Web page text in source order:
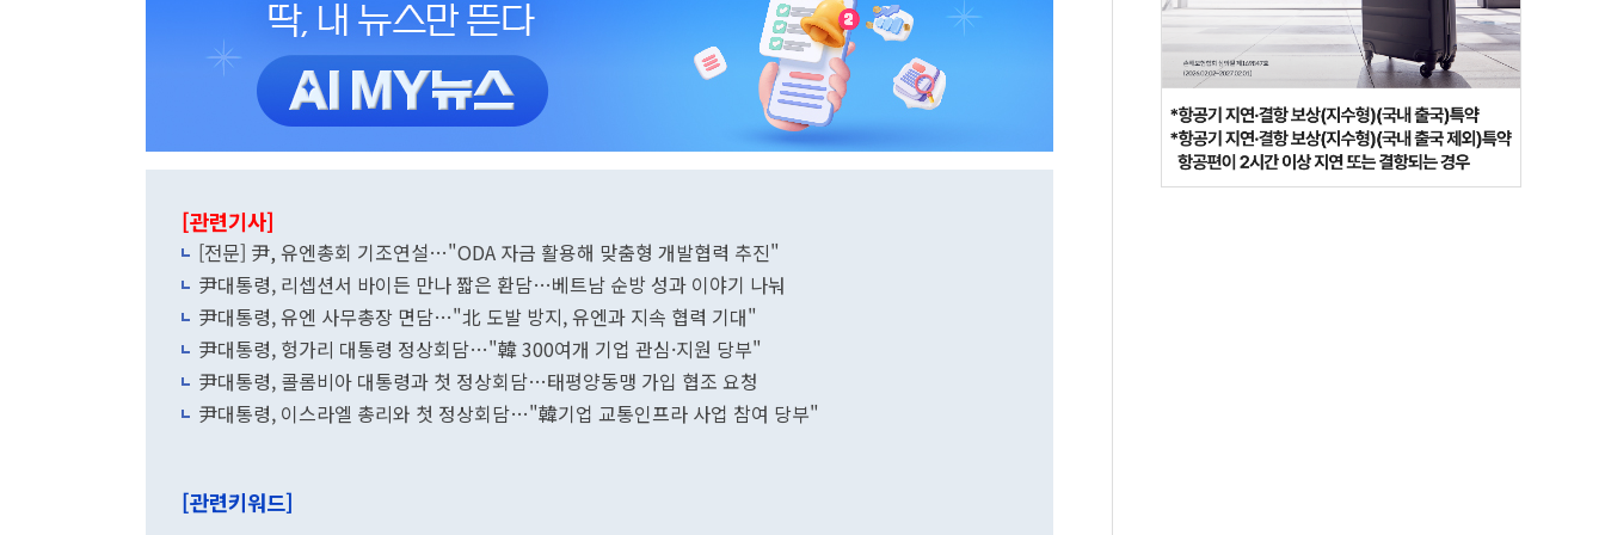
[관련기사]
[전문] 尹, 유엔총회 기조연설…"ODA 자금 활용해 맞춤형 개발협력 추진"
尹대통령, 리셉션서 바이든 만나 짧은 환담…베트남 순방 성과 이야기 나눠
尹대통령, 유엔 사무총장 면담…"北 도발 방지, 유엔과 지속 협력 기대"
尹대통령, 헝가리 대통령 정상회담…"韓 300여개 기업 관심·지원 당부"
尹대통령, 콜롬비아 대통령과 첫 정상회담…태평양동맹 가입 협조 요청
尹대통령, 이스라엘 총리와 첫 정상회담…"韓기업 교통인프라 사업 참여 당부"
[관련키워드]